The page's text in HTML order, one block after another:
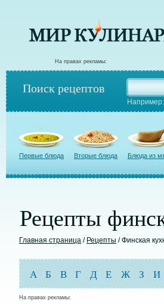
На правах рекламы:
Поиск рецептов
Например:
Первые блюда Вторые блюда Блюда из
Рецепты
Главная страница / Рецепты / Финская
А Б В Г Д Е Ж З И
На правах рекламы: